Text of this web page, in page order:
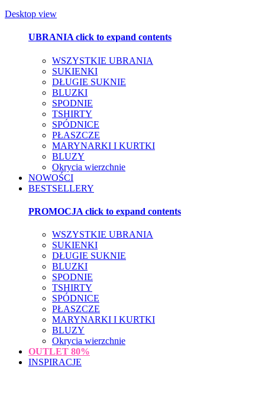
Desktop view
UBRANIAclick to expand contents
WSZYSTKIE UBRANIA
SUKIENKI
DŁUGIE SUKNIE
BLUZKI
SPODNIE
TSHIRTY
SPÓDNICE
PŁASZCZE
MARYNARKI I KURTKI
BLUZY
Okrycia wierzchnie
NOWOŚCI
BESTSELLERY
PROMOCJA click to expand contents
WSZYSTKIE UBRANIA
SUKIENKI
DŁUGIE SUKNIE
BLUZKI
SPODNIE
TSHIRTY
SPÓDNICE
PŁASZCZE
MARYNARKI I KURTKI
BLUZY
Okrycia wierzchnie
OUTLET 80%
INSPIRACJE